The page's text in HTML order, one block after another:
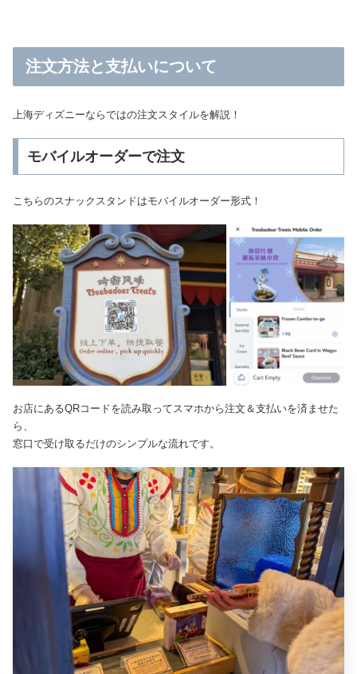
注文方法と支払いについて
上海ディズニーならではの注文スタイルを解説！
モバイルオーダーで注文
こちらのスナックスタンドはモバイルオーダー形式！
お店にあるQRコードを読み取ってスマホから注文＆支払いを済ませた
ら、
窓口で受け取るだけのシンプルな流れです。